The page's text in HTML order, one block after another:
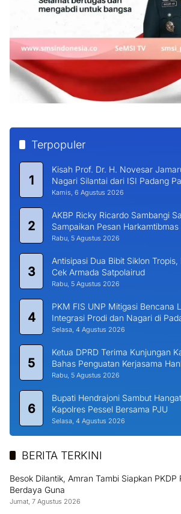
Terpopuler
1
Kisah Prof. Dr. H. Novesar
Nagari Silantai dari ISI Padang
Universitas Dharma Andalas
Kamis, 6 Agustus 2026
2
AKBP Ricky Ricardo Sambangi
Sampaikan Pesan Harkamtibmas
Rabu, 5 Agustus 2026
3
Antisipasi Dua Bibit Siklon Tropis,
Cek Armada Satpolairud
Rabu, 5 Agustus 2026
4
PKM FIS UNP Mitigasi Bencana
Integrasi Prodi dan Nagari di
Selasa, 4 Agustus 2026
5
Ketua DPRD Terima Kunjungan
Bahas Penguatan Kerjasama
Rabu, 5 Agustus 2026
6
Bupati Hendrajoni Sambut
Kapolres Pessel Bersama PJU
Selasa, 4 Agustus 2026
BERITA TERKINI
Besok Dilantik, Amran Tambi Siapkan PKDP
Berdaya Guna
Jumat, 7 Agustus 2026